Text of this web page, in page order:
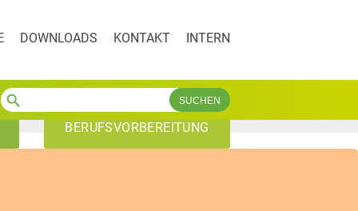
DOWNLOADS KONTAKT INTERN
search
BERUFSVORBEREITUNG